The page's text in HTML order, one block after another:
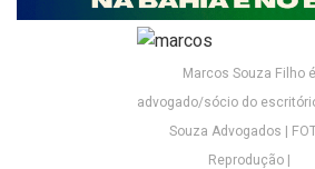
Marcos Souza Filho é
advogado/sócio do
Souza Advogados |
Reprodução |